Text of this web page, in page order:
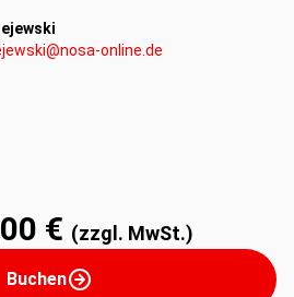
online.de
€ (zzgl. MwSt.)
Buchen